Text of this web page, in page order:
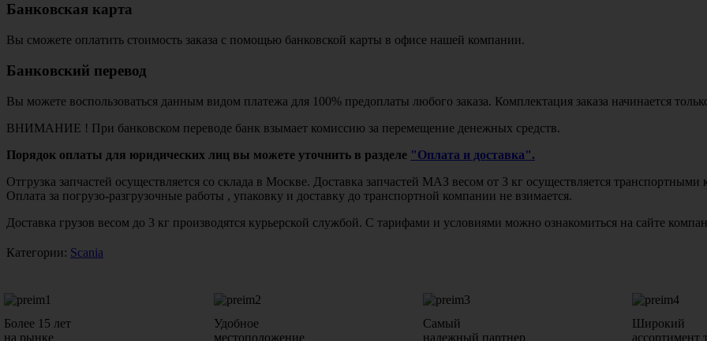
Банковская карта
Вы сможете оплатить стоимость заказа с помощью банковской карты в офисе нашей компании.
Банковский перевод
Вы можете воспользоваться данным видом платежа для 100% предоплаты любого заказа. Комплектация заказа начинается
ВНИМАНИЕ ! При банковском переводе банк взымает комиссию за перемещение денежных средств.
Порядок оплаты для юридических лиц вы можете уточнить в разделе "Оплата и доставка".
Отгрузка запчастей осуществляется со склада в Москве. Доставка запчастей МАЗ весом от 3 кг осуществляется
Оплата за погрузо-разгрузочные работы , упаковку и доставку до транспортной компании не взимается.
Доставка грузов весом до 3 кг производятся курьерской службой. С тарифами и условиями можно ознакомиться на сайте
Категории: Scania
Более 15 лет
на рынке
Удобное
местоположение
Самый
надежный партнер
Широкий
ассортимент